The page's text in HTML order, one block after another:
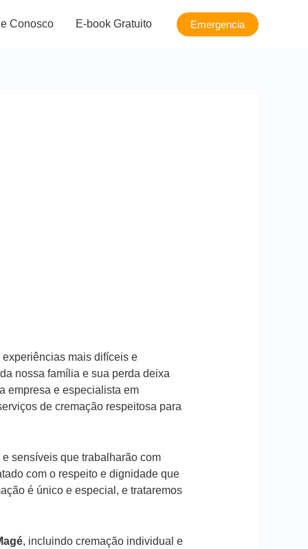
Conosco E-book Gratuito Emergencia
mais difíceis e
nossa família e sua perda deixa
empresa e especialista em
de cremação respeitosa para
sensíveis que trabalharão com
com o respeito e dignidade que
é único e especial, e trataremos
, incluindo cremação individual e